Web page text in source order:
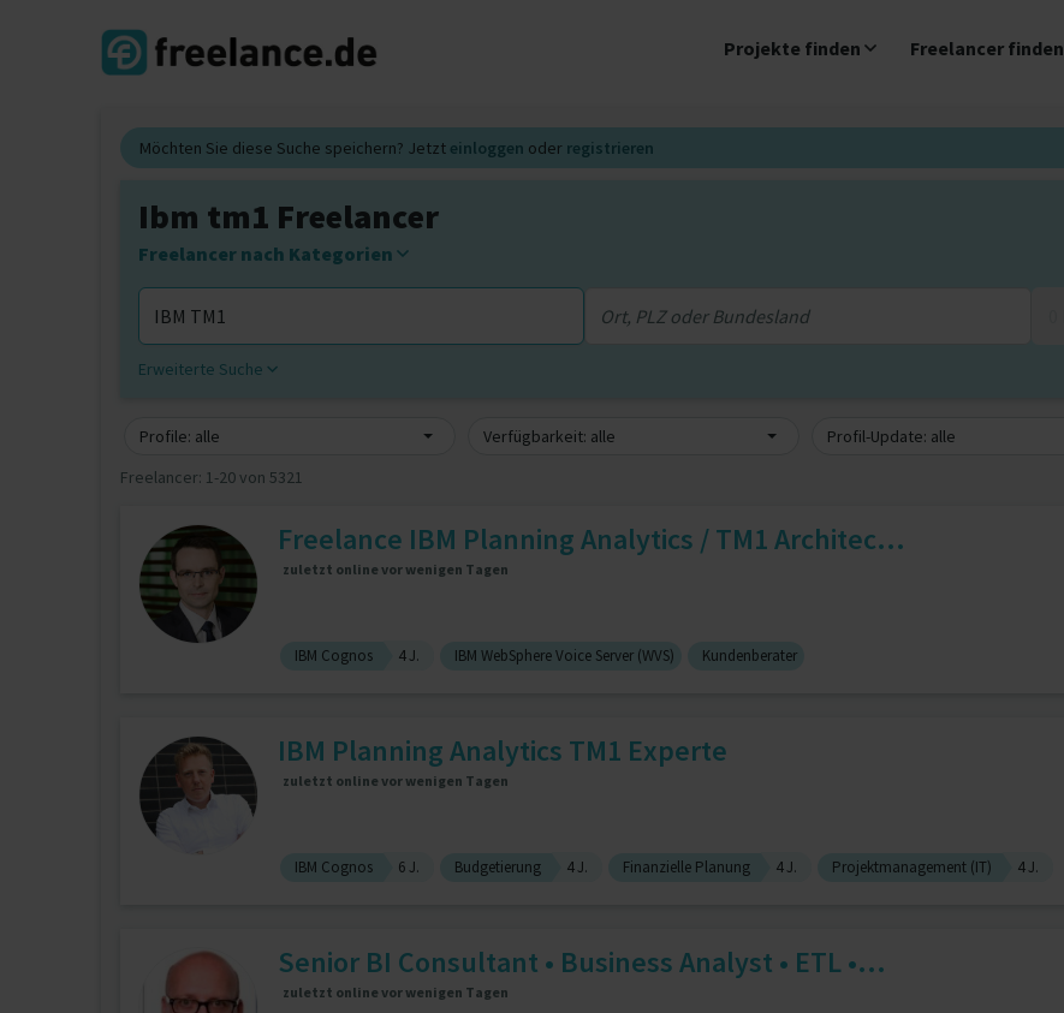
Projekte finden Freelancer finden
Möchten Sie diese Suche speichern? Jetzt einloggen oder registrieren
Ibm tm1 Freelancer
Freelancer nach Kategorien
Erweiterte Suche
Profile: alle Verfügbarkeit: alle Profil-Update: alle
Freelancer: 1-20 von 5321
Freelance IBM Planning Analytics / TM1 Architec...
zuletzt online vor wenigen Tagen
IBM Cognos 4 J. IBM WebSphere Voice Server (WVS) Kundenberater
IBM Planning Analytics TM1 Experte
zuletzt online vor wenigen Tagen
IBM Cognos 6 J. Budgetierung 4 J. Finanzielle Planung 4 J. Projektmanagement (IT) 4 J.
Senior BI Consultant • Business Analyst • ETL •...
zuletzt online vor wenigen Tagen